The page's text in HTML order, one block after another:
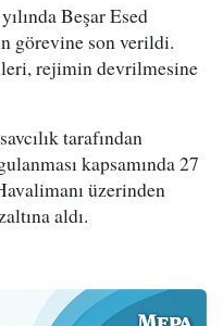
Beşar Esed
görevine son verildi.
rejimin devrilmesine
tarafından
kapsamında 27
üzerinden
aldı.